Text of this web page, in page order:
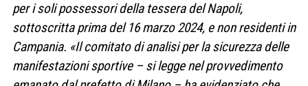
per i soli possessori della tessera del Napoli,
sottoscritta prima del 16 marzo 2024, e non residenti in
Campania. «Il comitato di analisi per la sicurezza delle
manifestazioni sportive – si legge nel provvedimento